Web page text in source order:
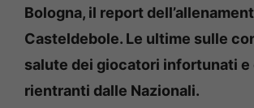
Bologna, il report
Casteldebole. Le ultime sulle
salute dei giocatori infortunati e
rientranti dalle Nazionali.